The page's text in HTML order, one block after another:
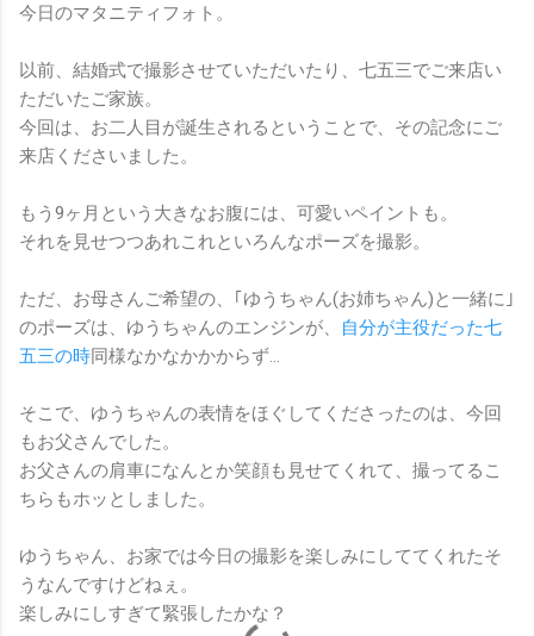
今日のマタニティフォト。
以前、結婚式で撮影させていただいたり、七五三でご来店い
ただいたご家族。
今回は、お二人目が誕生されるということで、その記念にご
来店くださいました。
もう9ヶ月という大きなお腹には、可愛いペイントも。
それを見せつつあれこれといろんなポーズを撮影。
ただ、お母さんご希望の、｢ゆうちゃん(お姉ちゃん)と一緒に｣
のポーズは、ゆうちゃんのエンジンが、
自分が主役だった七
五三の時同様なかなかかからず…
そこで、ゆうちゃんの表情をほぐしてくださったのは、今回
もお父さんでした。
お父さんの肩車になんとか笑顔も見せてくれて、撮ってるこ
ちらもホッとしました。
ゆうちゃん、お家では今日の撮影を楽しみにしててくれたそ
うなんですけどねぇ。
楽しみにしすぎて緊張したかな？